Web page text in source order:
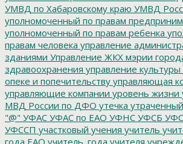
УМВД по Хабаровскому краю УМВД
уполномоченный по правам
уполномоченный по правам ребенка
правам человека управление
зданиями Управление ЖКХ мэрии
здравоохранения управление культуры
опеке и попечительству управляющая
управляющие компании уровень жизни
МВД России по ДФО утечка
"@" УФАС УФАС по ЕАО УФНС УФСБ
УФССП участковый учения учитель
года ЕАО учитель_года учителя